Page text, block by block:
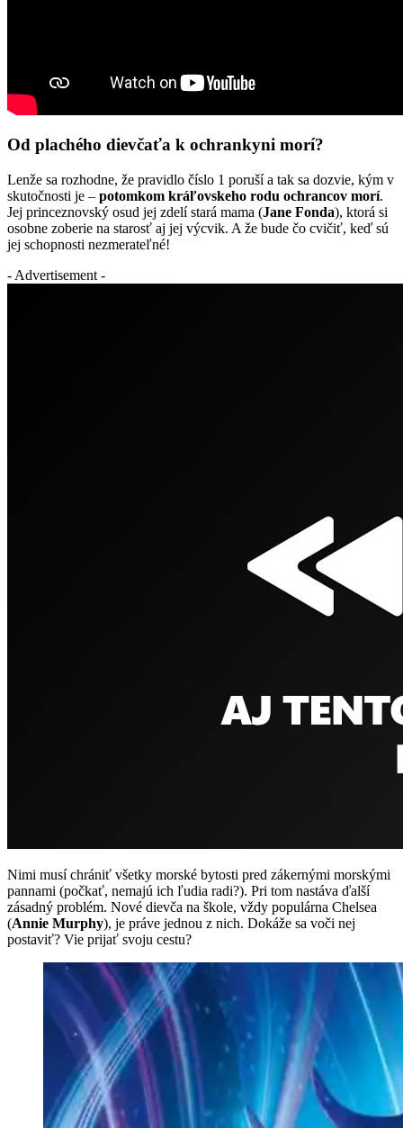
Od plachého dievčaťa k ochrankyni morí?
Lenže sa rozhodne, že pravidlo číslo 1 poruší a tak sa dozvie, kým v
skutočnosti je – potomkom kráľovskeho rodu ochrancov morí.
Jej princeznovský osud jej zdelí stará mama (Jane Fonda), ktorá si
osobne zoberie na starosť aj jej výcvik. A že bude čo cvičiť, keď sú
jej schopnosti nezmerateľné!
- Advertisement -
Nimi musí chrániť všetky morské bytosti pred zákernými morskými
pannami (počkať, nemajú ich ľudia radi?). Pri tom nastáva ďalší
zásadný problém. Nové dievča na škole, vždy populárna Chelsea
(Annie Murphy), je práve jednou z nich. Dokáže sa voči nej
postaviť? Vie prijať svoju cestu?